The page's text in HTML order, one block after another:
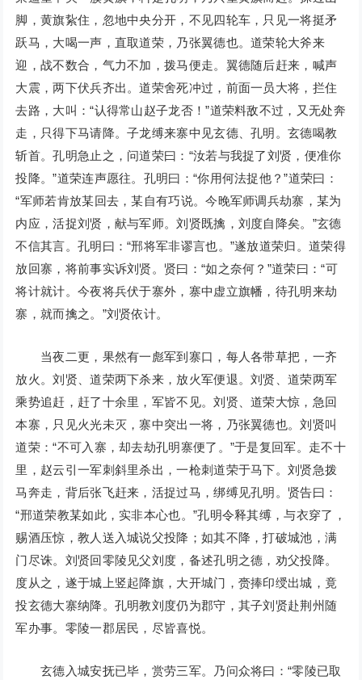
脚，黄旗紥住，忽地中央分开，不见四轮车，只见一将挺矛
跃马，大喝一声，直取道荣，乃张翼德也。道荣轮大斧来
迎，战不数合，气力不加，拨马便走。翼德随后赶来，喊声
大震，两下伏兵齐出。道荣舍死冲过，前面一员大将，拦住
去路，大叫：“认得常山赵子龙否！”道荣料敌不过，又无处奔
走，只得下马请降。子龙缚来寨中见玄德、孔明。玄德喝教
斩首。孔明急止之，问道荣曰：“汝若与我捉了刘贤，便准你
投降。”道荣连声愿往。孔明曰：“你用何法捉他？”道荣曰：
“军师若肯放某回去，某自有巧说。今晚军师调兵劫寨，某为
内应，活捉刘贤，献与军师。刘贤既擒，刘度自降矣。”玄德
不信其言。孔明曰：“邢将军非谬言也。”遂放道荣归。道荣得
放回寨，将前事实诉刘贤。贤曰：“如之奈何？”道荣曰：“可
将计就计。今夜将兵伏于寨外，寨中虚立旗幡，待孔明来劫
寨，就而擒之。”刘贤依计。
当夜二更，果然有一彪军到寨口，每人各带草把，一齐
放火。刘贤、道荣两下杀来，放火军便退。刘贤、道荣两军
乘势追赶，赶了十余里，军皆不见。刘贤、道荣大惊，急回
本寨，只见火光未灭，寨中突出一将，乃张翼德也。刘贤叫
道荣：“不可入寨，却去劫孔明寨便了。”于是复回军。走不十
里，赵云引一军刺斜里杀出，一枪刺道荣于马下。刘贤急拨
马奔走，背后张飞赶来，活捉过马，绑缚见孔明。贤告曰：
“邢道荣教某如此，实非本心也。”孔明令释其缚，与衣穿了，
赐酒压惊，教人送入城说父投降；如其不降，打破城池，满
门尽诛。刘贤回零陵见父刘度，备述孔明之德，劝父投降。
度从之，遂于城上竖起降旗，大开城门，赍捧印绶出城，竟
投玄德大寨纳降。孔明教刘度仍为郡守，其子刘贤赴荆州随
军办事。零陵一郡居民，尽皆喜悦。
玄德入城安抚已毕，赏劳三军。乃问众将曰：“零陵已取